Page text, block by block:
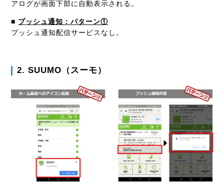
アログが画面下部に自動表示される。
■ プッシュ通知：パターン①
プッシュ通知配信サービスなし。
2. SUUMO（スーモ）